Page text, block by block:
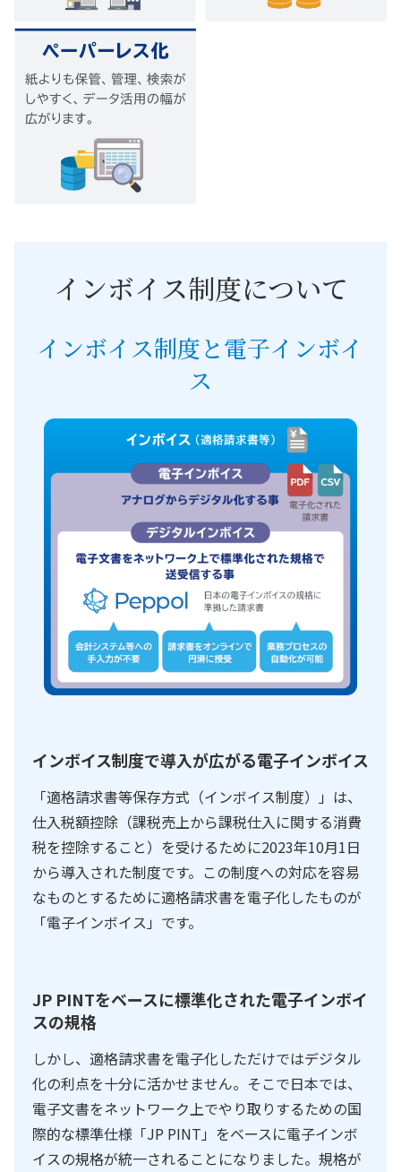
インボイス制度について
インボイス制度と電子インボイ
ス
インボイス制度で導入が広がる電子インボイス
「適格請求書等保存方式（インボイス制度）」は、
仕入税額控除（課税売上から課税仕入に関する消費
税を控除すること）を受けるために2023年10月1日
から導入された制度です。この制度への対応を容易
なものとするために適格請求書を電子化したものが
「電子インボイス」です。
JP PINTをベースに標準化された電子インボイ
スの規格
しかし、適格請求書を電子化しただけではデジタル
化の利点を十分に活かせません。そこで日本では、
電子文書をネットワーク上でやり取りするための国
際的な標準仕様「JP PINT」をベースに電子インボ
イスの規格が統一されることになりました。規格が